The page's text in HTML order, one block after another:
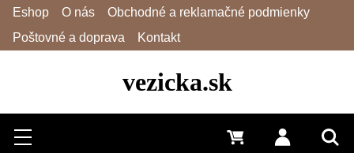
vezicka.sk
Hľadať
Menu Prihlásiť
0 €
Eshop O nás
Obchodné a reklamačné podmienky
Poštovné a doprava
Kontakt